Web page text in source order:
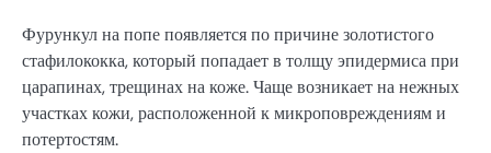
Фурункул на попе появляется по причине золотистого
стафилококка, который попадает в толщу эпидермиса при
царапинах, трещинах на коже. Чаще возникает на нежных
участках кожи, расположенной к микроповреждениям и
потертостям.